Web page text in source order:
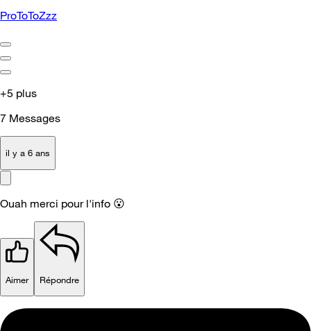
ProToToZzz
+5 plus
7 Messages
il y a 6 ans
Ouah merci pour l'info 😮
Aimer Répondre